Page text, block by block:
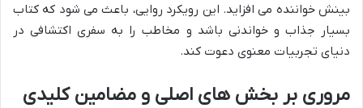
بینش خواننده می افزاید. این رویکرد روایی، باعث می شود که کتاب
بسیار جذاب و خواندنی باشد و مخاطب را به سفری اکتشافی در
دنیای تجربیات معنوی دعوت کند.
مروری بر بخش های اصلی و مضامین کلیدی